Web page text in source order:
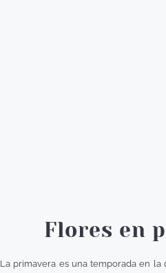
Flores en
La primavera es una temporada en